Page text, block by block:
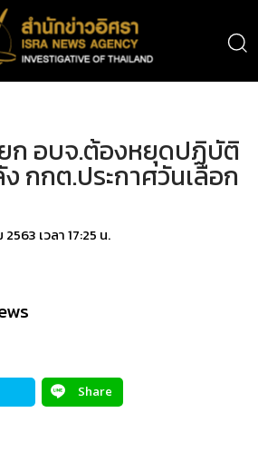
ก อบจ.ต้องหยุดปฏิบัติ
กกต.ประกาศวันเลือก
เวลา 17:25 น.
Share